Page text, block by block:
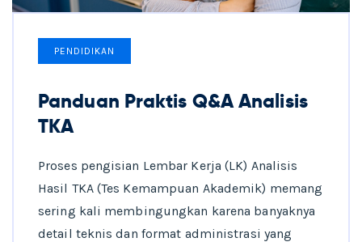
PENDIDIKAN
Panduan Praktis Q&A Analisis
TKA
Proses pengisian Lembar Kerja (LK) Analisis
Hasil TKA (Tes Kemampuan Akademik) memang
sering kali membingungkan karena banyaknya
detail teknis dan format administrasi yang